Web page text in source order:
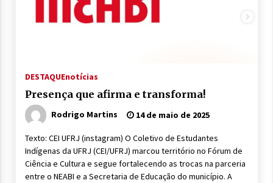
DESTAQUEnotícias
Presença que afirma e transforma!
Rodrigo Martins 14 de maio de 2025
Texto: CEI UFRJ (instagram) O Coletivo de Estudantes
Indígenas da UFRJ (CEI/UFRJ) marcou território no Fórum de
Ciência e Cultura e segue fortalecendo as trocas na parceria
entre o NEABI e a Secretaria de Educação do município. A